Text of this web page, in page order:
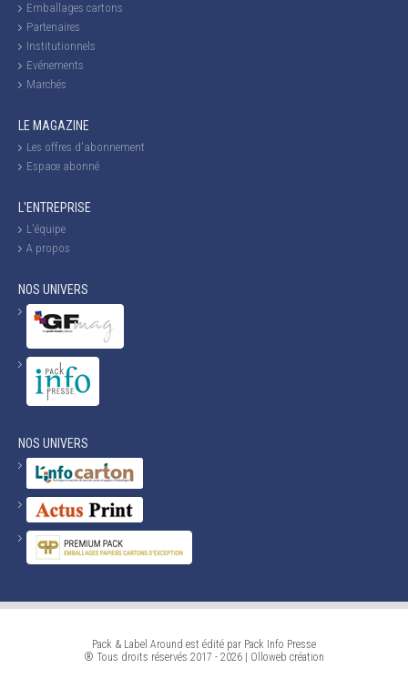
Emballages cartons
Partenaires
Institutionnels
Evénements
Marchés
LE MAGAZINE
Les offres d'abonnement
Espace abonné
L'ENTREPRISE
L'équipe
A propos
NOS UNIVERS
NOS UNIVERS
Pack & Label Around est édité par Pack Info Presse
® Tous droits réservés 2017 - 2026 |
Olloweb création